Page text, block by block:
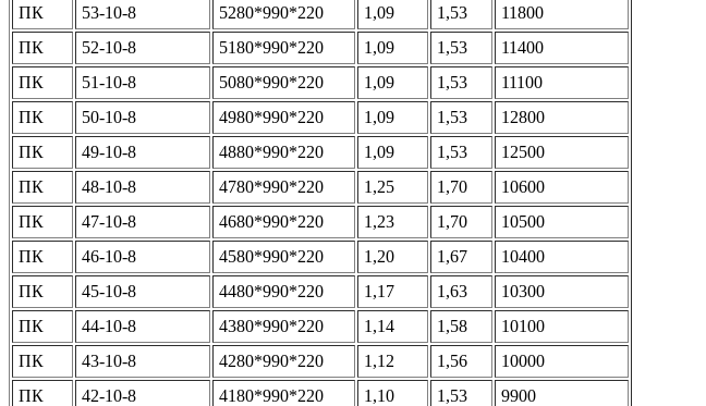
ПК
53-10-8 5280*990*220 1,09 1,53
11800
ПК
52-10-8 5180*990*220 1,09 1,53
11400
ПК
51-10-8 5080*990*220 1,09 1,53
11100
ПК
50-10-8 4980*990*220 1,09 1,53
12800
ПК
49-10-8 4880*990*220 1,09 1,53
12500
ПК
48-10-8 4780*990*220 1,25 1,70
10600
ПК
47-10-8 4680*990*220 1,23 1,70
10500
ПК
46-10-8 4580*990*220 1,20 1,67
10400
ПК
45-10-8 4480*990*220 1,17 1,63
10300
ПК
44-10-8 4380*990*220 1,14 1,58
10100
ПК
43-10-8 4280*990*220 1,12 1,56
10000
ПК
42-10-8 4180*990*220 1,10 1,53
9900